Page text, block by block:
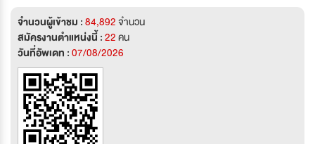
จำนวนผู้เข้าชม :84,892จำนวน
สมัครงานตำแหน่งนี้ :22คน
วันที่อัพเดท :07/08/2026